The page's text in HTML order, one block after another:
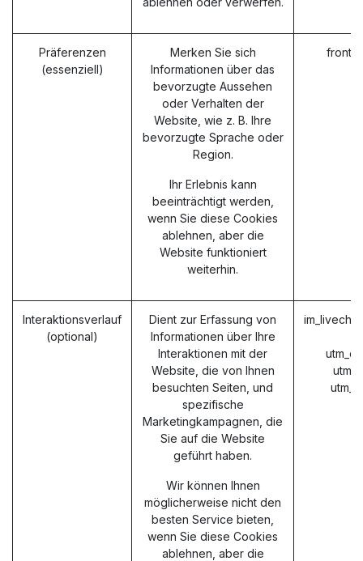
Präferenzen
(essenziell)
Merken Sie sich
Informationen über das
bevorzugte Aussehen
oder Verhalten der
Website, wie z. B. Ihre
bevorzugte Sprache oder
Region.
Ihr Erlebnis kann
beeinträchtigt werden,
wenn Sie diese Cookies
ablehnen, aber die
Website funktioniert
weiterhin.
Interaktionsverlauf
(optional)
Dient zur Erfassung von
Informationen über Ihre
Interaktionen mit der
Website, die von Ihnen
besuchten Seiten, und
spezifische
Marketingkampagnen, die
Sie auf die Website
geführt haben.
Wir können Ihnen
möglicherweise nicht den
besten Service bieten,
wenn Sie diese Cookies
ablehnen, aber die